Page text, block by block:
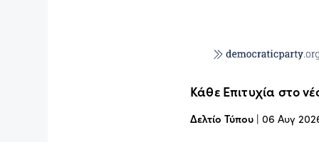
Κάθε Επιτυχία στο
Δελτίο Τύπου | 06 Αυγ